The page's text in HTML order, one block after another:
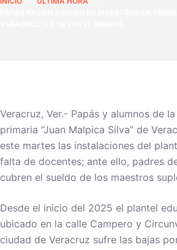
Veracruz, Ver.- Papás y alumnos de
primaria “Juan Malpica Silva” de
este martes las instalaciones del
falta de docentes; ante ello, padres
cubren el sueldo de los maestros
Desde el inicio del 2025 el plantel
ubicado en la calle Campero y
ciudad de Veracruz sufre las bajas